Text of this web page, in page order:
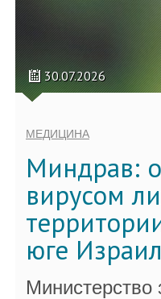
30.07.2026
МЕДИЦИНА
Миндрав:
вирусом
юге
Министерство